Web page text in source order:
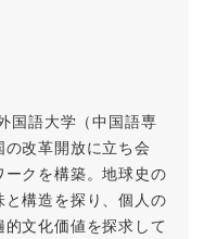
国語大学（中国語専
改革開放に立ち会
クを構築。地球史の
構造を探り、個人の
文化価値を探求して